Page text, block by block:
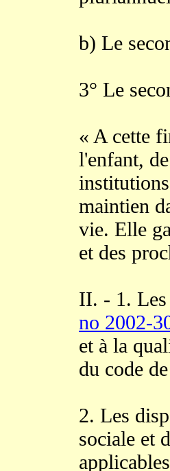
b) Le
3° Le
« A cette
l'enfant,
maintien
vie. Elle
et des
II. - 1. Les
no 2002-
et à la
du code
2. Les
sociale et